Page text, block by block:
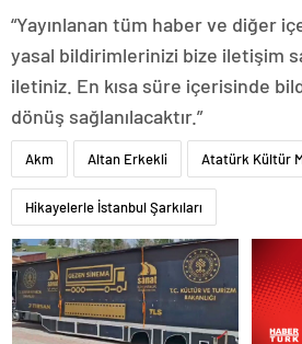
“Yayınlanan tüm haber ve diğer
yasal bildirimlerinizi bize iletişim
iletiniz. En kısa süre içerisinde
dönüş sağlanılacaktır.”
Akm Altan Erkekli Atatürk Kültür
Hikayelerle İstanbul Şarkıları